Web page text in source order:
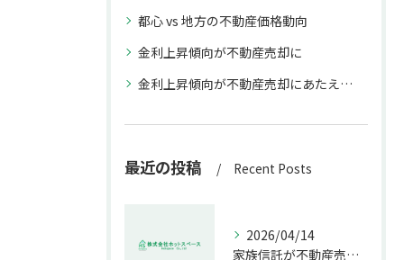
都心 vs 地方の不動産価格動向
金利上昇傾向が不動産売却に
金利上昇傾向が不動産売却にあたえる影響
最近の投稿 Recent Posts
2026/04/14
家族信託が不動産売却で生む具体的メリット